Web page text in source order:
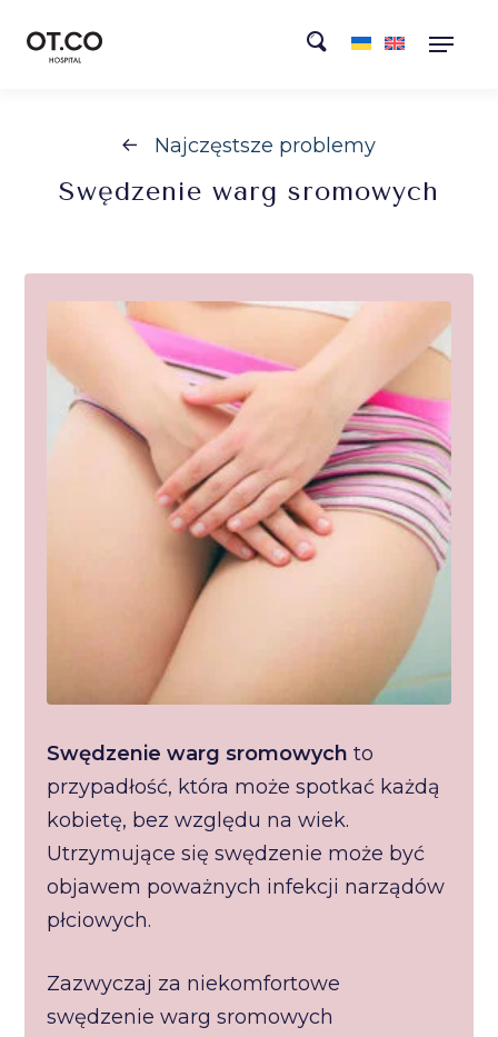
Najczęstsze problemy
Swędzenie warg sromowych
Swędzenie warg sromowych to
przypadłość, która może spotkać każdą
kobietę, bez względu na wiek.
Utrzymujące się swędzenie może być
objawem poważnych infekcji narządów
płciowych.
Zazwyczaj za niekomfortowe
swędzenie warg sromowych